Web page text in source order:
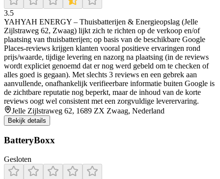
3.5
YAHYAH ENERGY – Thuisbatterijen & Energieopslag (Jelle
Zijlstraweg 62, Zwaag) lijkt zich te richten op de verkoop en/of
plaatsing van thuisbatterijen; op basis van de beschikbare Google
Places-reviews krijgen klanten vooral positieve ervaringen rond
prijs/waarde, tijdige levering en nazorg na plaatsing (in de reviews
wordt expliciet genoemd dat er nog werd gebeld om te checken of
alles goed is gegaan). Met slechts 3 reviews en een gebrek aan
aanvullende, onafhankelijk verifieerbare informatie buiten Google is
de zichtbare reputatie nog beperkt, maar de inhoud van de korte
reviews oogt wel consistent met een zorgvuldige leverervaring.
Jelle Zijlstraweg 62, 1689 ZX Zwaag, Nederland
Bekijk details
BatteryBoxx
Gesloten